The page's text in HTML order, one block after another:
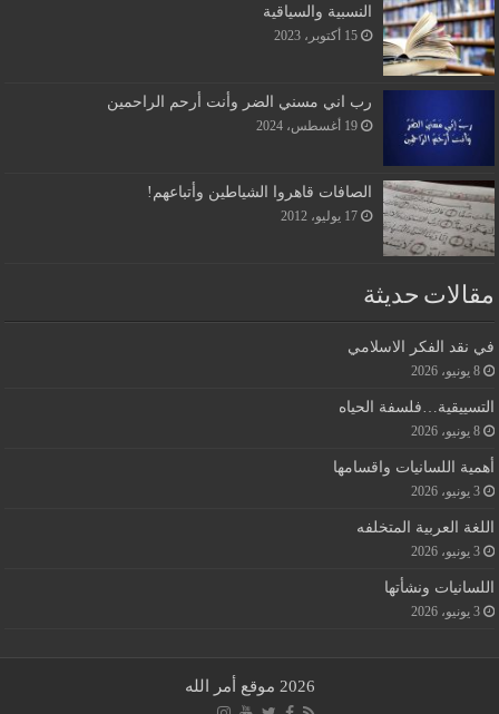
النسبية والسياقية
15 أكتوبر، 2023
رب اني مسني الضر وأنت أرحم الراحمين
19 أغسطس، 2024
الصافات قاهروا الشياطين وأتباعهم!
17 يوليو، 2012
مقالات حديثة
في نقد الفكر الاسلامي
8 يونيو، 2026
التسييقية…فلسفة الحياه
8 يونيو، 2026
أهمية اللسانيات واقسامها
3 يونيو، 2026
اللغة العربية المتخلفه
3 يونيو، 2026
اللسانيات ونشأتها
3 يونيو، 2026
2026 موقع أمر الله